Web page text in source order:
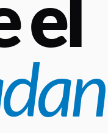
el